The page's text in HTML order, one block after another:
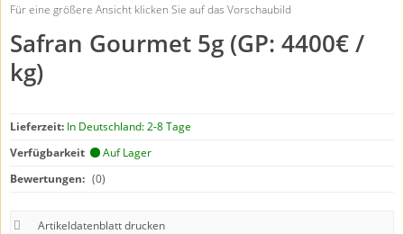
Für eine größere Ansicht klicken Sie auf das Vorschaubild
Safran Gourmet 5g (GP: 4400€ /
kg)
Lieferzeit: In Deutschland: 2-8 Tage
Verfügbarkeit
Auf Lager
Bewertungen: (0)
Artikeldatenblatt drucken